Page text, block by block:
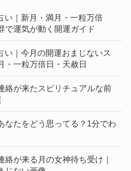
い｜新月・満月・一粒万倍
で運気が動く開運ガイド
い｜今月の開運おまじないス
・一粒万倍日・天赦日
絡が来たスピリチュアルな前
なたをどう思ってる？1分でわ
が来る月の女神待ち受け｜